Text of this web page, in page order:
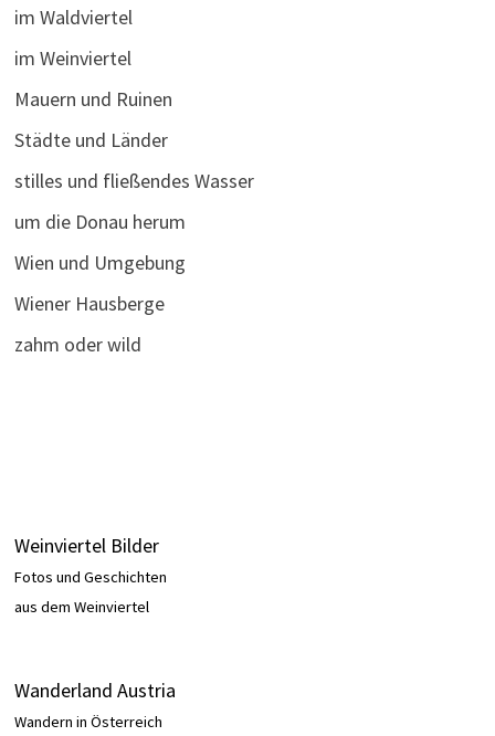
im Waldviertel
im Weinviertel
Mauern und Ruinen
Städte und Länder
stilles und fließendes Wasser
um die Donau herum
Wien und Umgebung
Wiener Hausberge
zahm oder wild
Weinviertel Bilder
Fotos und Geschichten
aus dem Weinviertel
Wanderland Austria
Wandern in Österreich